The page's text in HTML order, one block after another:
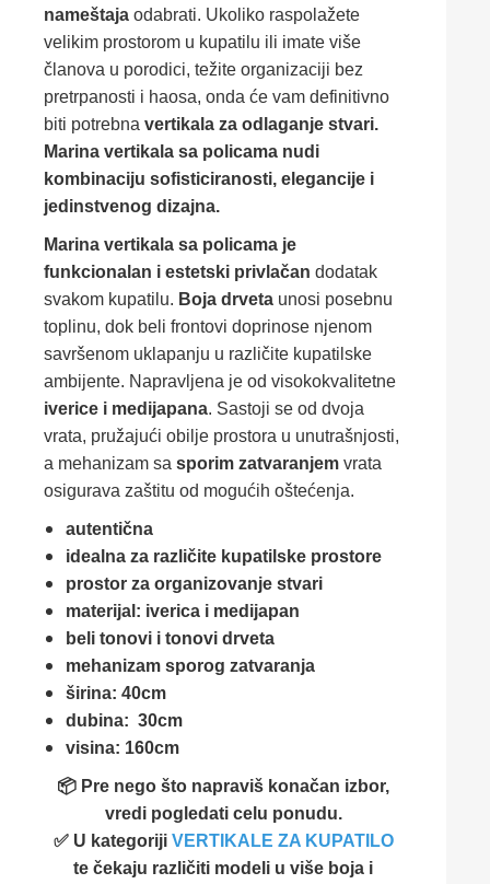
nameštaja odabrati. Ukoliko raspolažete
velikim prostorom u kupatilu ili imate više
članova u porodici, težite organizaciji bez
pretrpanosti i haosa, onda će vam definitivno
biti potrebna vertikala za odlaganje stvari.
Marina vertikala sa policama nudi
kombinaciju sofisticiranosti, elegancije i
jedinstvenog dizajna.
Marina vertikala sa policama je
funkcionalan i estetski privlačan dodatak
svakom kupatilu. Boja drveta unosi posebnu
toplinu, dok beli frontovi doprinose njenom
savršenom uklapanju u različite kupatilske
ambijente. Napravljena je od visokokvalitetne
iverice i medijapana. Sastoji se od dvoja
vrata, pružajući obilje prostora u unutrašnjosti,
a mehanizam sa sporim zatvaranjem vrata
osigurava zaštitu od mogućih oštećenja.
autentična
idealna za različite kupatilske prostore
prostor za organizovanje stvari
materijal: iverica i medijapan
beli tonovi i tonovi drveta
mehanizam sporog zatvaranja
širina: 40cm
dubina: 30cm
visina: 160cm
📦 Pre nego što napraviš konačan izbor,
vredi pogledati celu ponudu.
✅ U kategoriji VERTIKALE ZA KUPATILO
te čekaju različiti modeli u više boja i